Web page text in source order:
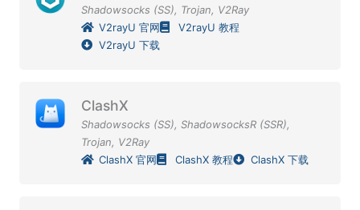
Shadowsocks (SS), Trojan, V2Ray
V2rayU 官网
V2rayU 教程
V2rayU 下载
ClashX
Shadowsocks (SS), ShadowsocksR (SSR),
Trojan, V2Ray
ClashX 官网
ClashX 教程 ClashX 下载